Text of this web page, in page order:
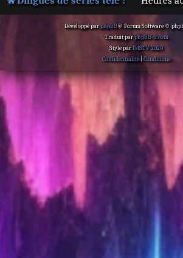
Développé parphpBB® Forum Software ©
Traduit parphpBB-fr.com
Style parDdSTV 2020
Confidentialité| Conditions